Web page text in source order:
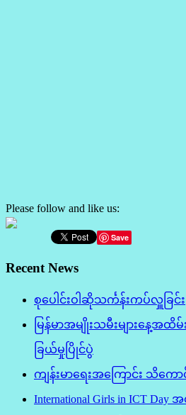
Please follow and like us:
Save
Recent News
စုပေါင်းဝါဆိုသင်္ကန်းကပ်လှူခြင်း
မြန်မာအမျိုးသမီးများနေ့အ
ခြယ်မှုပြိုင်ပွဲ
ကျန်းမာရေးအကြောင်း သိကော
International Girls in ICT